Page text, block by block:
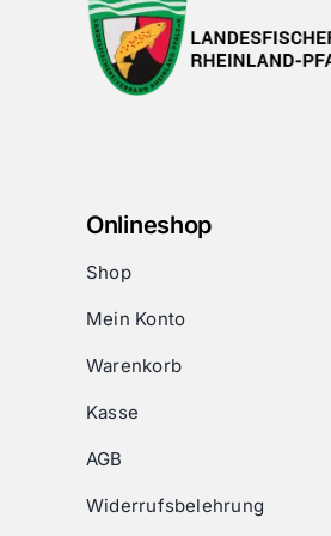
Onlineshop
Shop
Mein Konto
Warenkorb
Kasse
AGB
Widerrufsbelehrung